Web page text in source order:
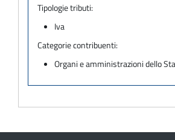
Tipologie tributi:
Iva
Categorie contribuenti:
Organi e amministrazioni dello